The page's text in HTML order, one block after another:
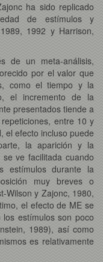
ha sido replicado
de estímulos y
1992 y Harrison,
de un meta-análisis,
por el valor que
como el tiempo y la
el incremento de la
presentados tiende a
entre 10 y
el efecto incluso puede
la aparición y la
ve facilitada cuando
estímulos durante la
muy breves o
Wilson y Zajonc, 1980,
el efecto de ME se
estímulos son poco
1989), así como
es relativamente